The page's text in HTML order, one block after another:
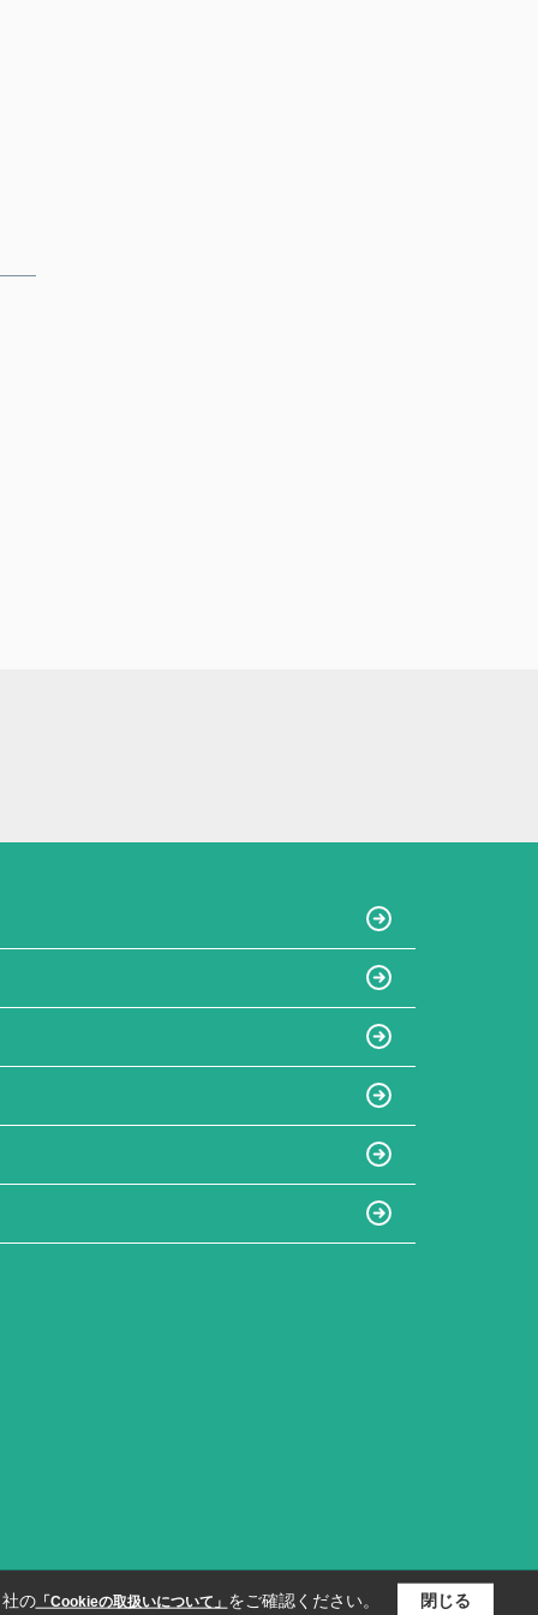
の「Cookieの取扱いについて」 をご確認ください。 閉じる